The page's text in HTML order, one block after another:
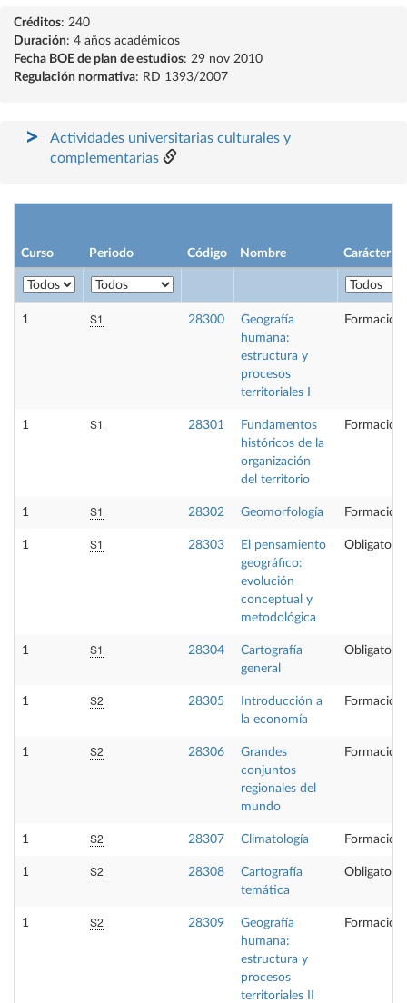
Créditos: 240
Duración: 4 años académicos
Fecha BOE de plan de estudios: 29 nov 2010
Regulación normativa: RD 1393/2007
Actividades universitarias culturales y
complementarias
Curso Periodo Código Nombre Carácter
1 S1 28300
Geografía
humana:
estructura y
procesos
territoriales I
Formación
1 S1 28301
Fundamentos
históricos de la
organización
del territorio
Formación
1 S1 28302 Geomorfología Formación
1 S1 28303
El pensamiento
geográfico:
evolución
conceptual y
metodológica
Obligatoria
1 S1 28304
Cartografía
general
Obligatoria
1 S2 28305
Introducción a
la economía
Formación
1 S2 28306
Grandes
conjuntos
regionales del
mundo
Formación
1 S2 28307 Climatología Formación
1 S2 28308
Cartografía
temática
Obligatoria
1 S2 28309
Geografía
humana:
estructura y
procesos
territoriales II
Formación